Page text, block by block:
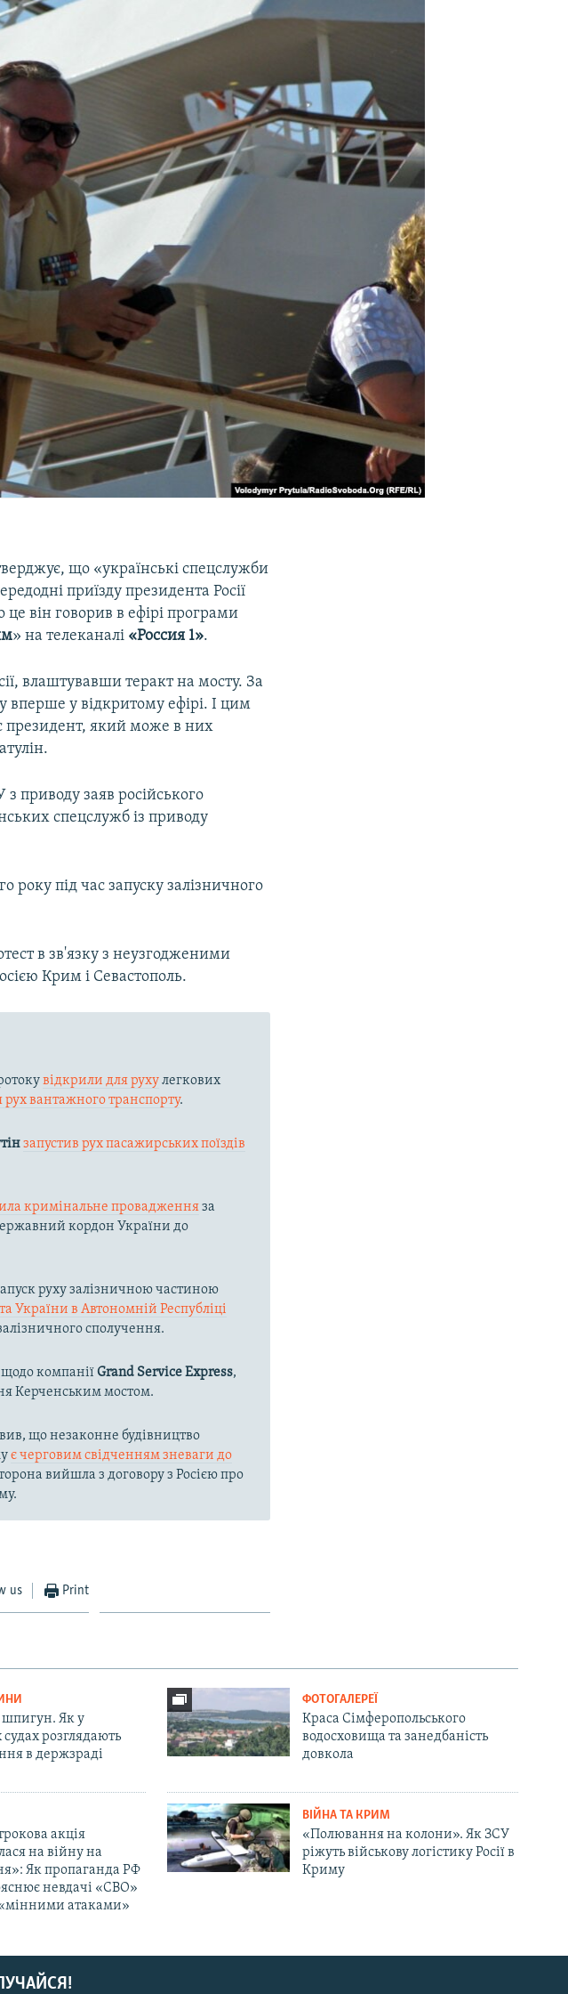
що «українські спецслужби
приїзду президента Росії
він говорив в ефірі програми
» на телеканалі «Россия 1».
влаштувавши теракт на мосту. За
вперше у відкритому ефірі. І цим
президент, який може в них
приводу заяв російського
спецслужб із приводу
під час запуску залізничного
в зв'язку з неузгодженими
Крим і Севастополь.
відкрили для рухулегкових
рух вантажного транспорту.
запустив рух пасажирських поїздів
кримінальне провадженняза
кордон України до
руху залізничною частиною
України в Автономній Республіці
сполучення.
щодо компаніїGrand Service Express,
Керченським мостом.
що незаконне будівництво
є черговим свідченням зневаги до
вийшла з договору з Росією про
us Print
шпигун. Як у
розглядають
в держзраді
ФОТОГАЛЕРЕЇ
Краса Сімферопольського
водосховища та занедбаність
довкола
акція
на війну на
Як пропаганда РФ
невдачі «СВО»
«мінними атаками»
ВІЙНА ТА КРИМ
«Полювання на колони». Як ЗСУ
ріжуть військову логістику Росії в
Криму